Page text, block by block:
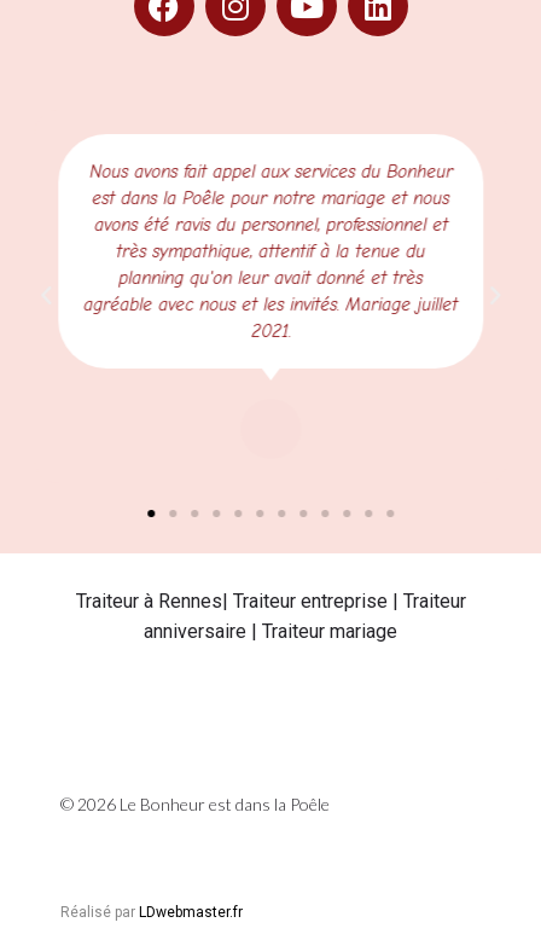
Nous avons fait appel aux services du Bonheur
est dans la Poêle pour notre mariage et nous
avons été ravis du personnel, professionnel et
très sympathique, attentif à la tenue du
planning qu'on leur avait donné et très
agréable avec nous et les invités. Mariage juillet
2021.
Traiteur à Rennes| Traiteur entreprise | Traiteur
anniversaire | Traiteur mariage
© 2026 Le Bonheur est dans la Poêle
Réalisé par LDwebmaster.fr